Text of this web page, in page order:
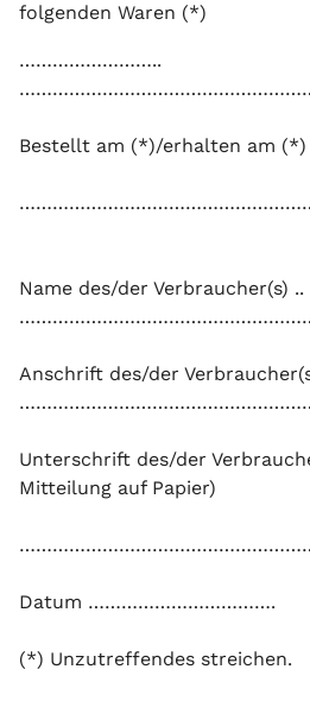
folgenden Waren (*)
……………………..
Bestellt am (*)/erhalten am (*)
Name des/der Verbraucher(s) ..
Anschrift des/der
Unterschrift des/der
Mitteilung auf Papier)
Datum …………………………….
(*) Unzutreffendes streichen.